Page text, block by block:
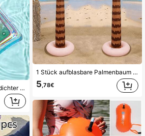
Laser aufblasbarer wasserdichter Handytasche, stoßfeste wasserdichte Schwimmtasche für Handys mit Schlüsselband, transparente Touch-Screen Handyhülle für Outdoor-/Schwimm-/Wassersportaktivitäten, zufällige Auswahl, Strandutensilien, Strandaccessoires, Poolschwimmhilfe, aufblasbares Poolzubehör
1 Stück aufblasbare Palmenbaum Dekoration, hawaiianische tropische Partydekoration, geeignet für Erwachsene, Sommer Strandthema Party Foto Requisite, Pool und Geburtstagsparty Zubehör, Pool aufblasbare Dekoration, Strandartikel, Poolschwimmring
5,78€